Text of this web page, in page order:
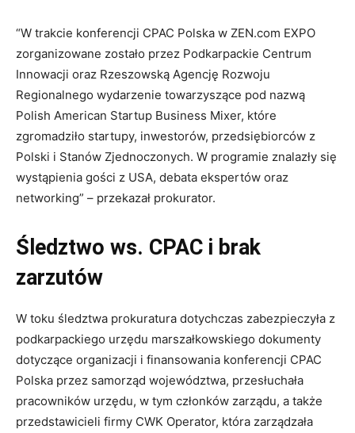
“W trakcie konferencji CPAC Polska w ZEN.com EXPO
zorganizowane zostało przez Podkarpackie Centrum
Innowacji oraz Rzeszowską Agencję Rozwoju
Regionalnego wydarzenie towarzyszące pod nazwą
Polish American Startup Business Mixer, które
zgromadziło startupy, inwestorów, przedsiębiorców z
Polski i Stanów Zjednoczonych. W programie znalazły się
wystąpienia gości z USA, debata ekspertów oraz
networking” – przekazał prokurator.
Śledztwo ws. CPAC i brak
zarzutów
W toku śledztwa prokuratura dotychczas zabezpieczyła z
podkarpackiego urzędu marszałkowskiego dokumenty
dotyczące organizacji i finansowania konferencji CPAC
Polska przez samorząd województwa, przesłuchała
pracowników urzędu, w tym członków zarządu, a także
przedstawicieli firmy CWK Operator, która zarządzała